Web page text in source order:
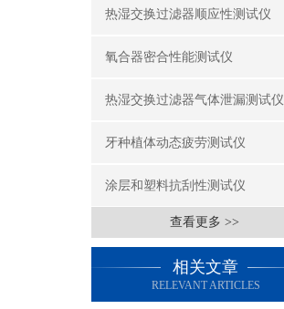
热湿交换过滤器顺应性测试仪
氧合器密合性能测试仪
热湿交换过滤器气体泄漏测试仪
牙种植体动态疲劳测试仪
涂层和塑料抗刮性测试仪
查看更多 >>
相关文章
RELEVANT ARTICLES